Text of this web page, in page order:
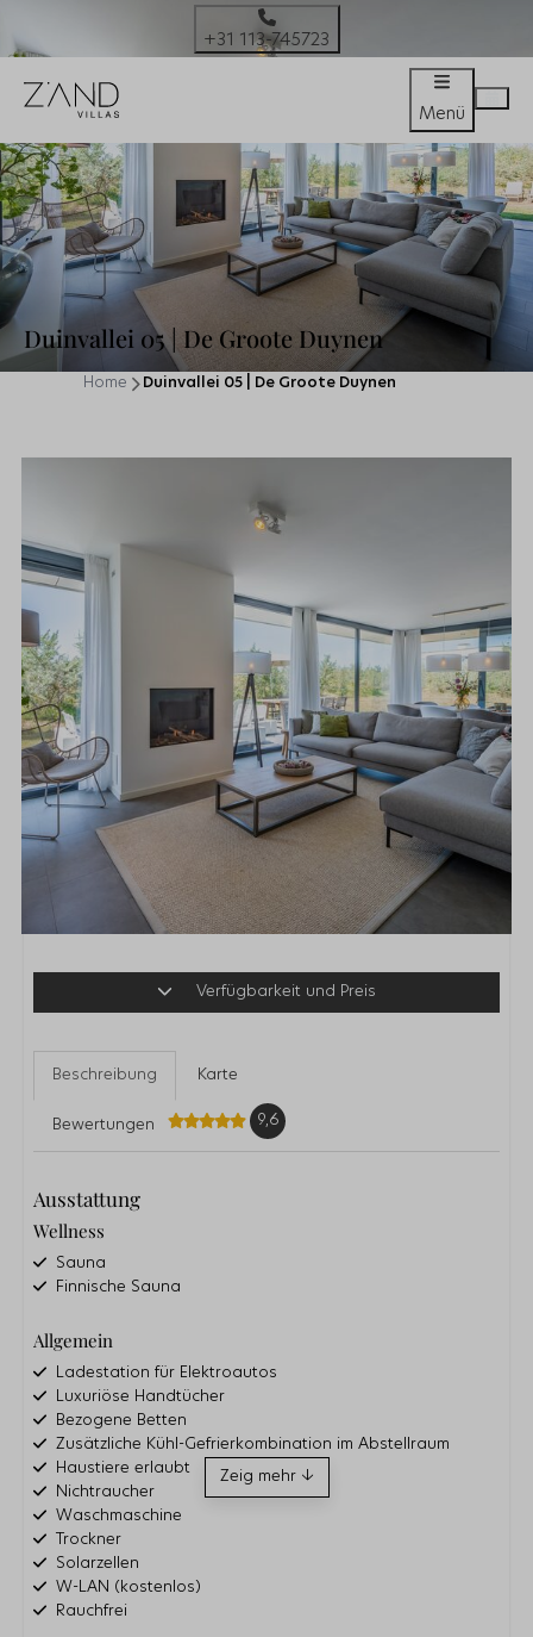
+31 113-745723
Menü
Duinvallei 05 | De Groote Duynen
Home Duinvallei 05 | De Groote Duynen
Verfügbarkeit und Preis
Beschreibung Karte
Bewertungen 9,6
Ausstattung
Wellness
Sauna
Finnische Sauna
Allgemein
Ladestation für Elektroautos
Luxuriöse Handtücher
Bezogene Betten
Zusätzliche Kühl-Gefrierkombination im Abstellraum
Haustiere erlaubt
Nichtraucher
Waschmaschine
Trockner
Solarzellen
W-LAN (kostenlos)
Rauchfrei
Zeig mehr ↓